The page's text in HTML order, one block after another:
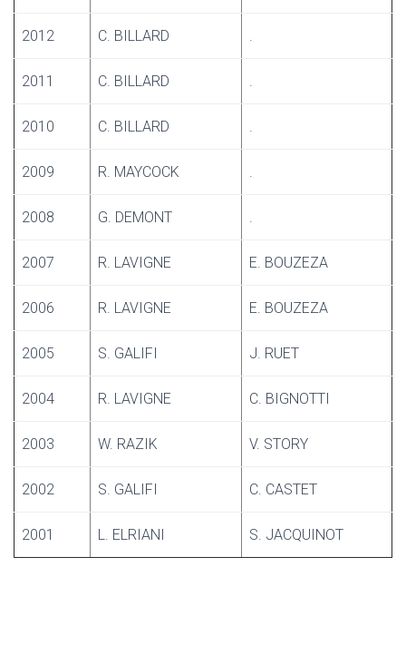
2012 C. BILLARD .
2011 C. BILLARD .
2010 C. BILLARD .
2009 R. MAYCOCK .
2008 G. DEMONT .
2007 R. LAVIGNE E. BOUZEZA
2006 R. LAVIGNE E. BOUZEZA
2005 S. GALIFI J. RUET
2004 R. LAVIGNE C. BIGNOTTI
2003 W. RAZIK V. STORY
2002 S. GALIFI C. CASTET
2001 L. ELRIANI S. JACQUINOT